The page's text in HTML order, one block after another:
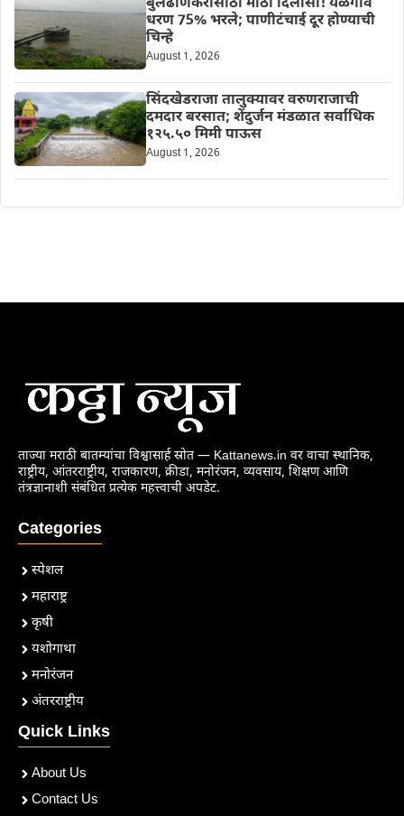
बुलढाणेकरांसाठी मोठा दिलासा! येळगाव
धरण 75% भरले; पाणीटंचाई दूर होण्याची
चिन्हे
August 1, 2026
सिंदखेडराजा तालुक्यावर वरुणराजाची
दमदार बरसात; शेंदुर्जन मंडळात सर्वाधिक
१२५.५० मिमी पाऊस
August 1, 2026
ताज्या मराठी बातम्यांचा विश्वासार्ह स्रोत — Kattanews.in वर वाचा स्थानिक,
राष्ट्रीय, आंतरराष्ट्रीय, राजकारण, क्रीडा, मनोरंजन, व्यवसाय, शिक्षण आणि
तंत्रज्ञानाशी संबंधित प्रत्येक महत्त्वाची अपडेट.
Categories
स्पेशल
महाराष्ट्र
कृषी
यशोगाथा
मनोरंजन
अंतरराष्ट्रीय
Quick Links
About Us
Contact Us